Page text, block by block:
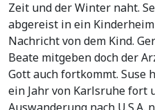
Zeit und der Winter naht.
abgereist in ein
Nachricht von dem Kind.
Beate mitgeben doch der
Gott auch fortkommt. Suse
ein Jahr von Karlsruhe fort
Auswanderung nach U.S.A.